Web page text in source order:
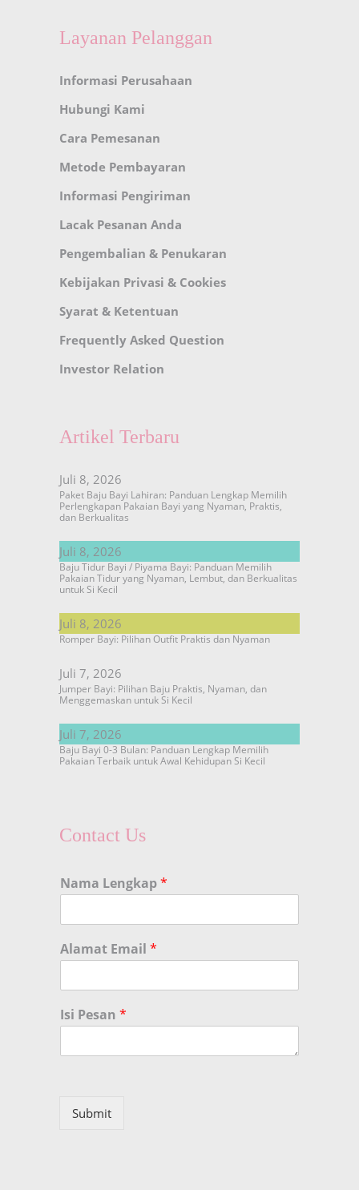
Layanan Pelanggan
Informasi Perusahaan
Hubungi Kami
Cara Pemesanan
Metode Pembayaran
Informasi Pengiriman
Lacak Pesanan Anda
Pengembalian & Penukaran
Kebijakan Privasi & Cookies
Syarat & Ketentuan
Frequently Asked Question
Investor Relation
Artikel Terbaru
Juli 8, 2026
Paket Baju Bayi Lahiran: Panduan Lengkap Memilih
Perlengkapan Pakaian Bayi yang Nyaman, Praktis,
dan Berkualitas
Juli 8, 2026
Baju Tidur Bayi / Piyama Bayi: Panduan Memilih
Pakaian Tidur yang Nyaman, Lembut, dan Berkualitas
untuk Si Kecil
Juli 8, 2026
Romper Bayi: Pilihan Outfit Praktis dan Nyaman
Juli 7, 2026
Jumper Bayi: Pilihan Baju Praktis, Nyaman, dan
Menggemaskan untuk Si Kecil
Juli 7, 2026
Baju Bayi 0-3 Bulan: Panduan Lengkap Memilih
Pakaian Terbaik untuk Awal Kehidupan Si Kecil
Contact Us
Nama Lengkap*
Alamat Email *
Isi Pesan *
Submit